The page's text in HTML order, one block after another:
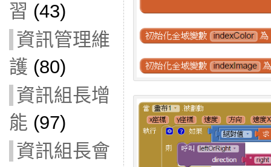
習 (43)
資訊管理維
護 (80)
資訊組長增
能 (97)
資訊組長會